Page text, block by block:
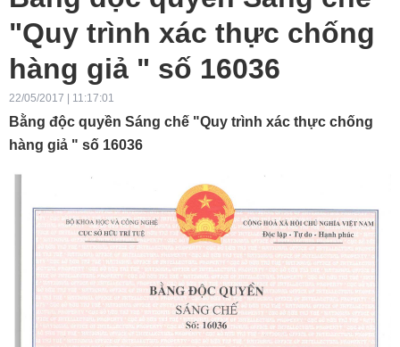
"Quy trình xác thực chống
hàng giả " số 16036
22/05/2017 | 11:17:01
Bằng độc quyền Sáng chế "Quy trình xác thực chống
hàng giả " số 16036